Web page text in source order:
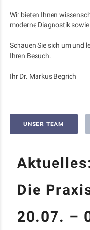
Wir bieten Ihnen
moderne Diagnostik
Schauen Sie sich um und
Ihren Besuch.
Ihr Dr. Markus Begrich
UNSER TEAM
Aktuelles:
Die
20.07. –